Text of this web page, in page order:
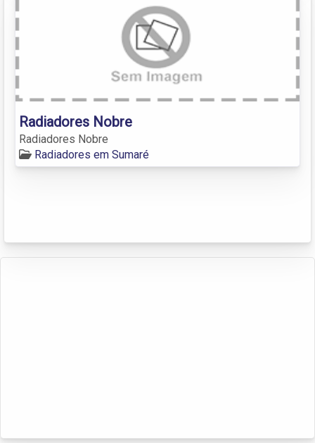
Radiadores Nobre
Radiadores Nobre
Radiadores em Sumaré